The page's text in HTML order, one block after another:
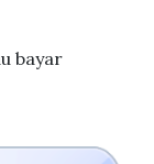
bayar